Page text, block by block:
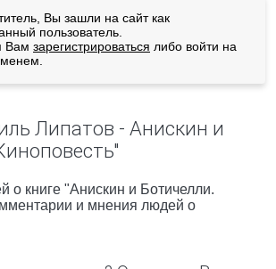
Вы зашли на сайт как
пользователь.
Вам зарегистрироваться либо войти на
Липатов - Анискин и
о книге "Анискин и Ботичелли.
и мнения людей о